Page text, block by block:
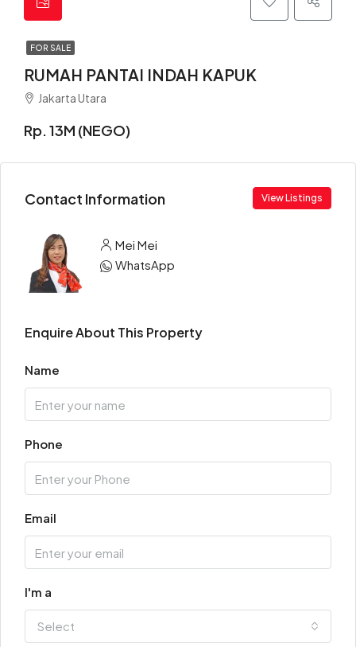
FOR SALE
RUMAH PANTAI INDAH KAPUK
Jakarta Utara
Rp. 13M (NEGO)
Contact Information View Listings
Mei Mei
WhatsApp
Enquire About This Property
Name
Phone
Email
I'm a
Select